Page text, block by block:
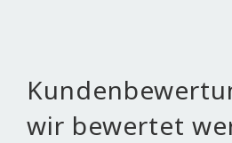
wir bewertet